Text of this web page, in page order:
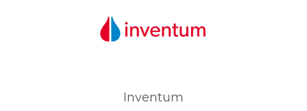
Inventum